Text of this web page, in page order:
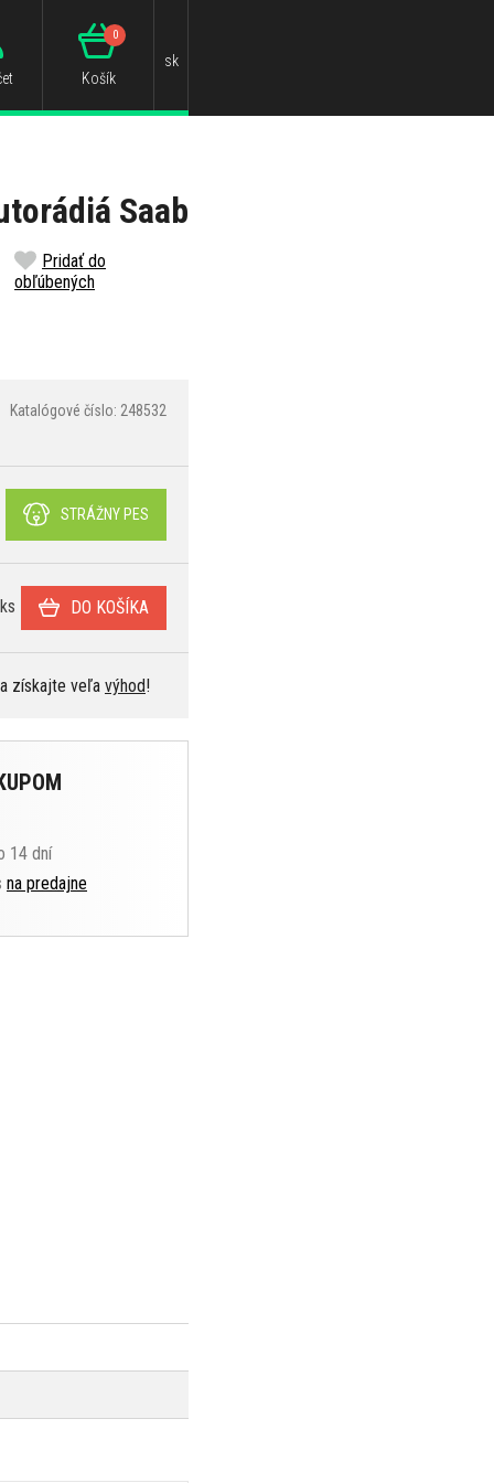
Košík
0
sk
Saab
Pridať do
obľúbených
Katalógové číslo: 248532
STRÁŽNY PES
ks DO KOŠÍKA
získajte veľa výhod!
14 dní
na predajne